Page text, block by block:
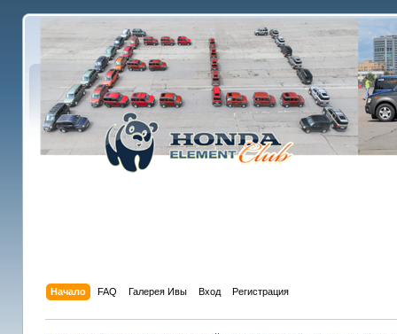
Начало FAQ Галерея Ивы Вход Регистрация